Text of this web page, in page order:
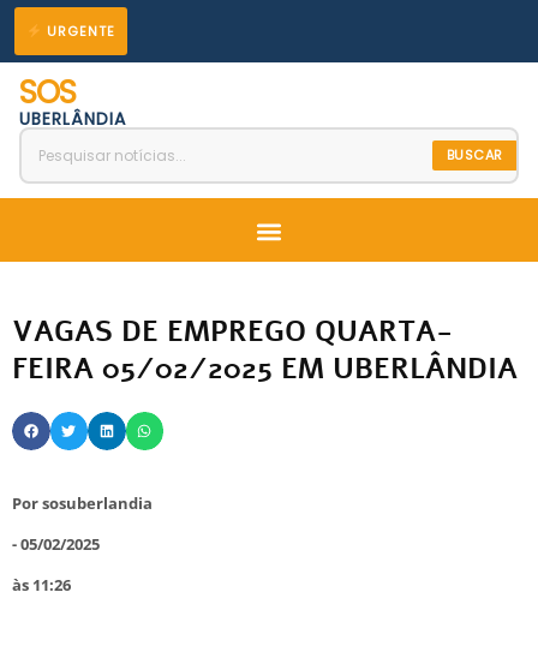
para
conteúdo
URGENTE
SOS
UBERLÂNDIA
BUSCAR
Menu
VAGAS DE EMPREGO QUARTA-
FEIRA 05/02/2025 EM UBERLÂNDIA
Porsosuberlandia
-05/02/2025
às 11:26